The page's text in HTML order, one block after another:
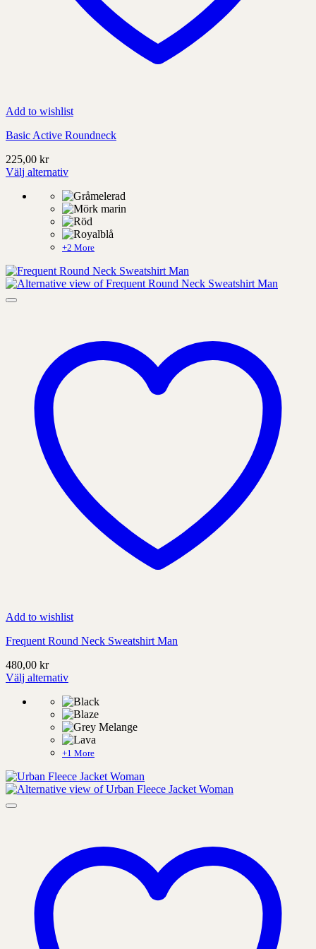
Add to wishlist
Basic Active Roundneck
225,00 kr
Välj alternativ
produkt
på
produktens
sida
+2 More
Add to wishlist
Frequent Round Neck Sweatshirt Man
480,00 kr
Välj alternativ
produkt
på
produktens
sida
+1 More